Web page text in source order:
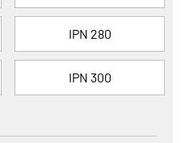
IPN 280
IPN 300